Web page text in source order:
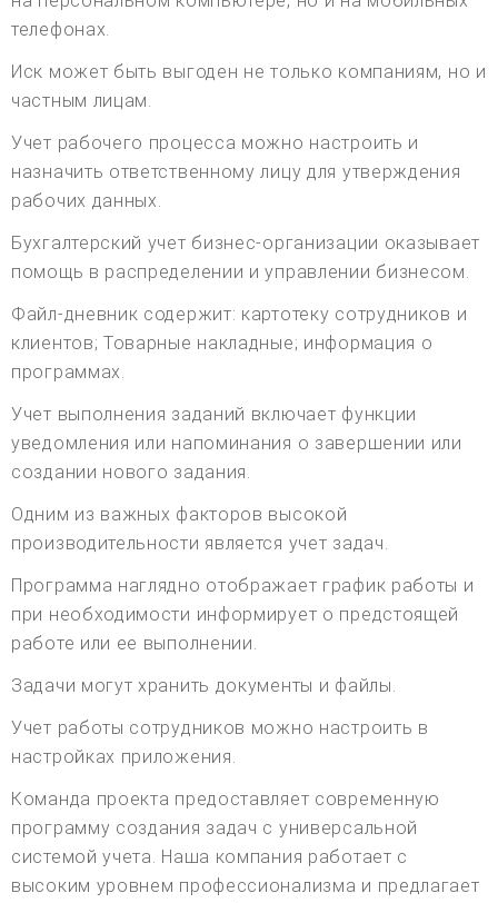
телефонах.
Иск может быть выгоден не только компаниям, но и
частным лицам.
Учет рабочего процесса можно настроить и
назначить ответственному лицу для утверждения
рабочих данных.
Бухгалтерский учет бизнес-организации оказывает
помощь в распределении и управлении бизнесом.
Файл-дневник содержит: картотеку сотрудников и
клиентов; Товарные накладные; информация о
программах.
Учет выполнения заданий включает функции
уведомления или напоминания о завершении или
создании нового задания.
Одним из важных факторов высокой
производительности является учет задач.
Программа наглядно отображает график работы и
при необходимости информирует о предстоящей
работе или ее выполнении.
Задачи могут хранить документы и файлы.
Учет работы сотрудников можно настроить в
настройках приложения.
Команда проекта предоставляет современную
программу создания задач с универсальной
системой учета. Наша компания работает с
высоким уровнем профессионализма и предлагает